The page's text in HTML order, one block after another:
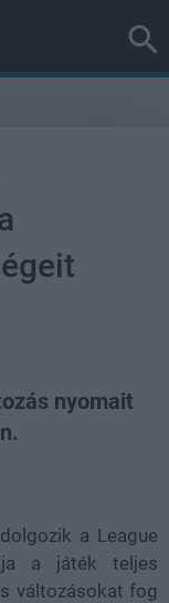
nyomait
a League
a játék teljes
változásokat fog